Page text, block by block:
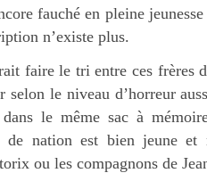
fauché en pleine
n’existe plus.
faire le tri entre ces frères
selon le niveau d’horreur
le même sac à
de nation est bien jeune
ou les compagnons de